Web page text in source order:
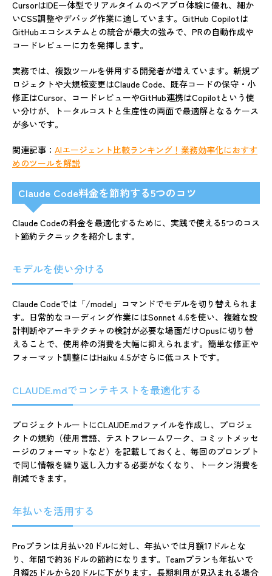
CursorはIDE一体型でリアルタイムのペアプロ体験に優れ、細か
いCSS調整やデバッグ作業に適しています。GitHub Copilotは
GitHubエコシステムとの統合が最大の強みで、PRの自動作成や
コードレビューに力を発揮します。
実務では、複数ツールを併用する開発者が増えています。新規プ
ロジェクトや大規模変更はClaude Code、既存コードの保守・小
修正はCursor、コードレビューやGitHub連携はCopilotという使
い分けが、トータルコストと生産性の両面で最適解となるケース
が多いです。
関連記事： AIエージェント比較ランキング！業務効率化におすす
めのツールを解説
Claude Code料金を節約する5つのコツ
Claude Codeの料金を最適化するために、実践で使える5つのコス
ト節約テクニックを紹介します。
モデルを使い分ける
Claude Codeでは「/model」コマンドでモデルを切り替えられま
す。日常的なコーディング作業にはSonnet 4.6を使い、複雑な設
計判断やアーキテクチャの検討が必要な場面だけOpusに切り替
えることで、使用枠の消費を大幅に抑えられます。簡単な修正や
フォーマット調整にはHaiku 4.5がさらに低コストです。
CLAUDE.mdでコンテキストを最適化する
プロジェクトルートにCLAUDE.mdファイルを作成し、プロジェ
クトの規約（使用言語、テストフレームワーク、コミットメッセ
ージのフォーマットなど）を記載しておくと、毎回のプロンプト
で同じ情報を繰り返し入力する必要がなくなり、トークン消費を
削減できます。
年払いを活用する
Proプランは月払い20ドルに対し、年払いでは月額17ドルとな
り、年間で約36ドルの節約になります。Teamプランも年払いで
月額25ドルから20ドルに下がります。長期利用が見込まれる場合